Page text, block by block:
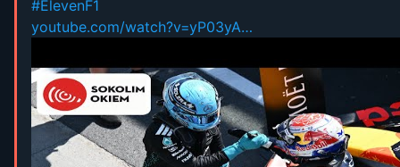
#ElevenF1
youtube.com/watch?v=yP03yA…